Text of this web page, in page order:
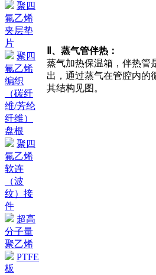
聚四
氟乙烯
夹层垫
片
聚四
氟乙烯
编织
（碳纤
维/芳纶
纤维）
盘根
聚四
氟乙烯
软连
（波
纹）接
件
超高
分子量
聚乙烯
PTFE
板
Ⅱ、蒸气管伴热：
蒸气加热保温箱，伴热管
出，通过蒸气在管腔内的
其结构见图。